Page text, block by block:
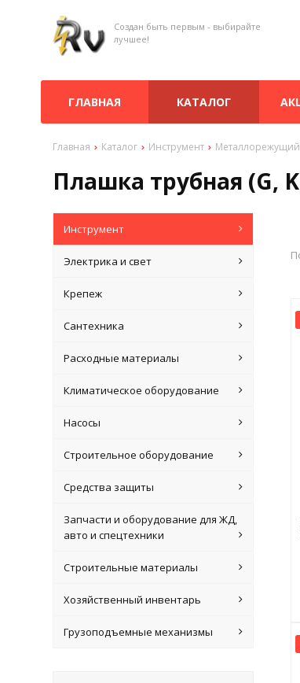
Создан быть первым - выбирайте
лучшее!
ГЛАВНАЯ КАТАЛОГ
Главная Каталог Инструмент Металлорежущий
Плашка трубная (G,
Инструмент
Электрика и свет
Крепеж
Сантехника
Расходные материалы
Климатическое оборудование
Насосы
Строительное оборудование
Средства защиты
Запчасти и оборудование для ЖД,
авто и спецтехники
Строительные материалы
Хозяйственный инвентарь
Грузоподъемные механизмы